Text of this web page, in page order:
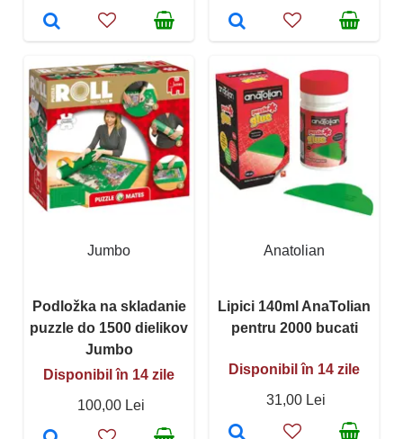
Jumbo
Podložka na skladanie
puzzle do 1500 dielikov
Jumbo
Disponibil în 14 zile
100,00 Lei
Anatolian
Lipici 140ml AnaTolian
pentru 2000 bucati
Disponibil în 14 zile
31,00 Lei